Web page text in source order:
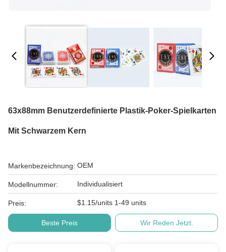
63x88mm Benutzerdefinierte Plastik-Poker-Spielkarten
Mit Schwarzem Kern
Markenbezeichnung: OEM
Modellnummer: Individualisiert
Preis: $1.15/units 1-49 units
Beste Preis Wir Reden Jetzt.